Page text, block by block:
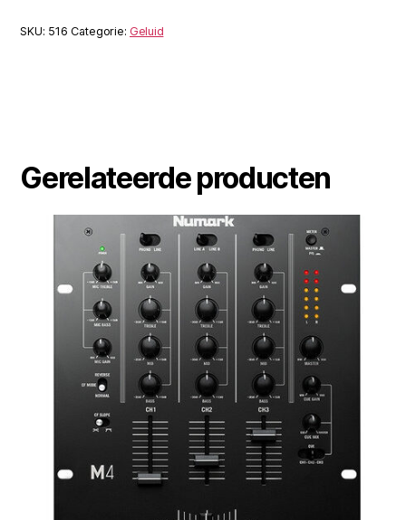
SKU: 516 Categorie: Geluid
Gerelateerde producten